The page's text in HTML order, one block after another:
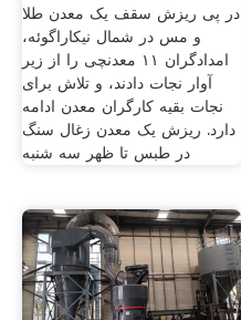
در پی ریزش سقف یک معدن طلا
و مس در شمال نیکاراگوئه،
امدادگران ۱۱ معدنچی را از زیر
آوار نجات دادند، و تلاش برای
نجات بقیه کارگران معدن ادامه
دارد. ریزش یک معدن زغال سنگ
در طبس تا ظهر سه شنبه